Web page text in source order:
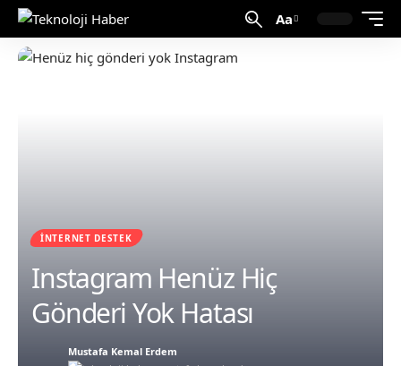
Aa
İNTERNET DESTEK
Instagram Henüz Hiç
Gönderi Yok Hatası
Mustafa Kemal Erdem